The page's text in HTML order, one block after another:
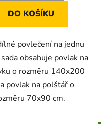
DO KOŠÍKU
povlečení na jednu
obsahuje povlak na
o rozměru 140x200
povlak na polštář o
70x90 cm.